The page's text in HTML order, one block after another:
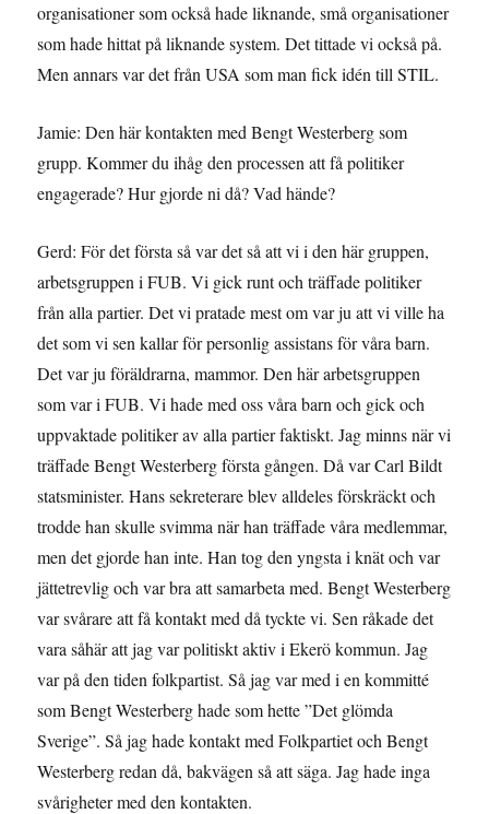
organisationer som också hade liknande, små organisationer
som hade hittat på liknande system. Det tittade vi också på.
Men annars var det från USA som man fick idén till STIL.
Jamie: Den här kontakten med Bengt Westerberg som
grupp. Kommer du ihåg den processen att få politiker
engagerade? Hur gjorde ni då? Vad hände?
Gerd: För det första så var det så att vi i den här gruppen,
arbetsgruppen i FUB. Vi gick runt och träffade politiker
från alla partier. Det vi pratade mest om var ju att vi ville ha
det som vi sen kallar för personlig assistans för våra barn.
Det var ju föräldrarna, mammor. Den här arbetsgruppen
som var i FUB. Vi hade med oss våra barn och gick och
uppvaktade politiker av alla partier faktiskt. Jag minns när vi
träffade Bengt Westerberg första gången. Då var Carl Bildt
statsminister. Hans sekreterare blev alldeles förskräckt och
trodde han skulle svimma när han träffade våra medlemmar,
men det gjorde han inte. Han tog den yngsta i knät och var
jättetrevlig och var bra att samarbeta med. Bengt Westerberg
var svårare att få kontakt med då tyckte vi. Sen råkade det
vara såhär att jag var politiskt aktiv i Ekerö kommun. Jag
var på den tiden folkpartist. Så jag var med i en kommitté
som Bengt Westerberg hade som hette ”Det glömda
Sverige”. Så jag hade kontakt med Folkpartiet och Bengt
Westerberg redan då, bakvägen så att säga. Jag hade inga
svårigheter med den kontakten.